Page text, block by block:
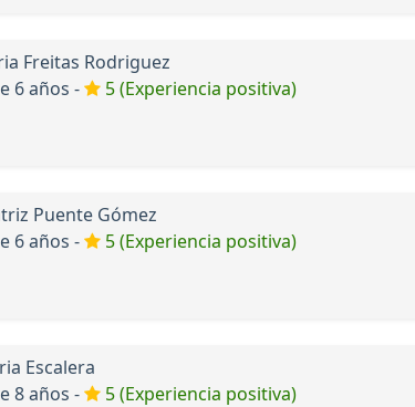
Freitas Rodriguez
6 años -
5 (Experiencia positiva)
Puente Gómez
6 años -
5 (Experiencia positiva)
Escalera
8 años -
5 (Experiencia positiva)